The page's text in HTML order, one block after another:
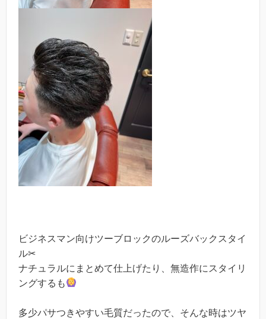
ビジネスマン向けツーブロックのルーズバックスタイ
ル✂︎
ナチュラルにまとめて仕上げたり、無造作にスタイリ
ングするも
多少パサつきやすい毛質だったので、そんな時はツヤ